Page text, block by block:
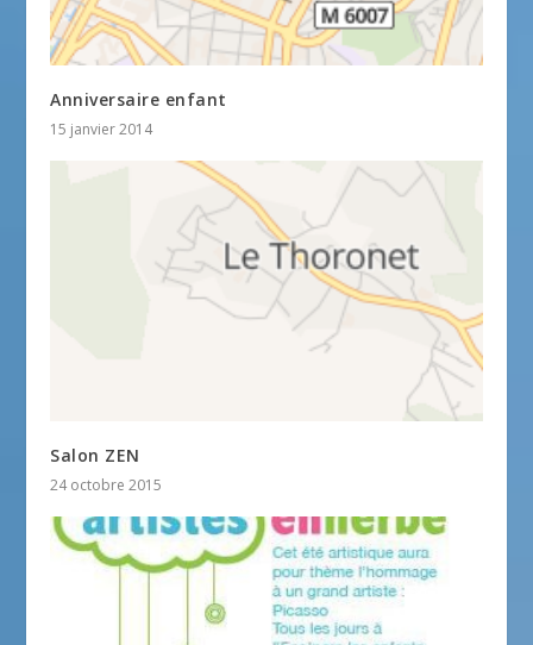
Anniversaire enfant
15 janvier 2014
Salon ZEN
24 octobre 2015